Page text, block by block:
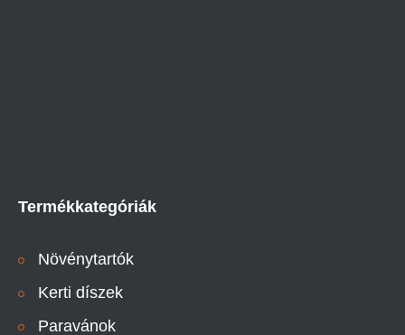
Termékkategóriák
Növénytartók
Kerti díszek
Paravánok